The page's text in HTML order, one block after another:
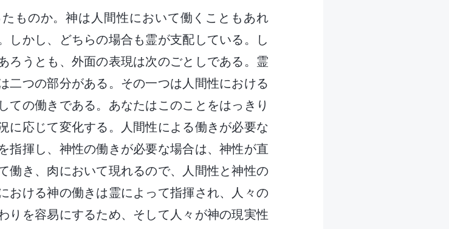
ものか。神は人間性において働くこともあれ
しかし、どちらの場合も霊が支配している。し
ろうとも、外面の表現は次のごとしである。霊
二つの部分がある。その一つは人間性における
ての働きである。あなたはこのことをはっきり
に応じて変化する。人間性による働きが必要な
指揮し、神性の働きが必要な場合は、神性が直
働き、肉において現れるので、人間性と神性の
おける神の働きは霊によって指揮され、人々の
りを容易にするため、そして人々が神の現実性